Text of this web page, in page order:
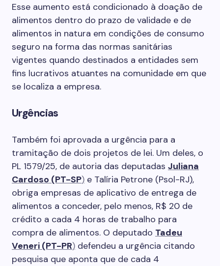
Esse aumento está condicionado à doação de
alimentos dentro do prazo de validade e de
alimentos in natura em condições de consumo
seguro na forma das normas sanitárias
vigentes quando destinados a entidades sem
fins lucrativos atuantes na comunidade em que
se localiza a empresa.
Urgências
Também foi aprovada a urgência para a
tramitação de dois projetos de lei. Um deles, o
PL 1579/25, de autoria das deputadas Juliana
Cardoso (PT-SP) e Talíria Petrone (Psol-RJ),
obriga empresas de aplicativo de entrega de
alimentos a conceder, pelo menos, R$ 20 de
crédito a cada 4 horas de trabalho para
compra de alimentos. O deputado Tadeu
Veneri (PT-PR) defendeu a urgência citando
pesquisa que aponta que de cada 4